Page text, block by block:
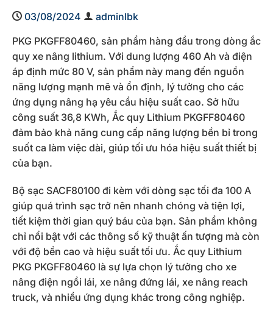
03/08/2024
adminlbk
PKG PKGFF80460, sản phẩm hàng đầu trong dòng ắc
quy xe nâng lithium. Với dung lượng 460 Ah và điện
áp định mức 80 V, sản phẩm này mang đến nguồn
năng lượng mạnh mẽ và ổn định, lý tưởng cho các
ứng dụng nâng hạ yêu cầu hiệu suất cao. Sở hữu
công suất 36,8 KWh, Ắc quy Lithium PKGFF80460
đảm bảo khả năng cung cấp năng lượng bền bỉ trong
suốt ca làm việc dài, giúp tối ưu hóa hiệu suất thiết bị
của bạn.
Bộ sạc SACF80100 đi kèm với dòng sạc tối đa 100 A
giúp quá trình sạc trở nên nhanh chóng và tiện lợi,
tiết kiệm thời gian quý báu của bạn. Sản phẩm không
chỉ nổi bật với các thông số kỹ thuật ấn tượng mà còn
với độ bền cao và hiệu suất tối ưu. Ắc quy Lithium
PKG PKGFF80460 là sự lựa chọn lý tưởng cho xe
nâng điện ngồi lái, xe nâng đứng lái, xe nâng reach
truck, và nhiều ứng dụng khác trong công nghiệp.